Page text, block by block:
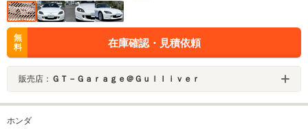
無
料
在庫確認・見積依頼
販売店： ＧＴ－Ｇａｒａｇｅ＠Ｇｕｌｌｉｖｅｒ
ホンダ